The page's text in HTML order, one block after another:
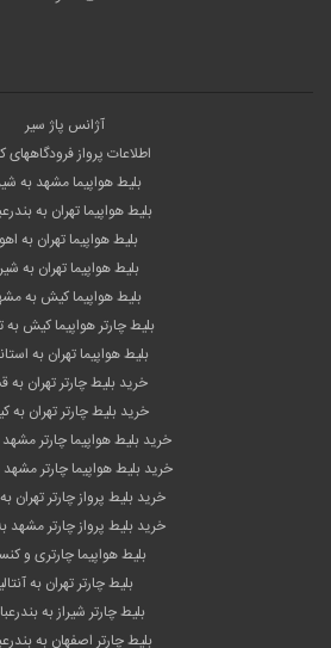
آژانس پاژ سیر
اطلاعات پرواز فرودگاههای
بلیط هواپیما مشهد به
بلیط هواپیما تهران به
بلیط هواپیما تهران به
بلیط هواپیما تهران به
بلیط هواپیما کیش به
بلیط چارتر هواپیما کیش به
بلیط هواپیما تهران به
خرید بلیط چارتر تهران به
خرید بلیط چارتر تهران به
خرید بلیط هواپیما چارتر
خرید بلیط هواپیما چارتر
خرید بلیط پرواز چارتر تهران
خرید بلیط پرواز چارتر مشهد
بلیط هواپیما چارتری و
بلیط چارتر تهران به
بلیط چارتر شیراز به
بلیط چارتر اصفهان به